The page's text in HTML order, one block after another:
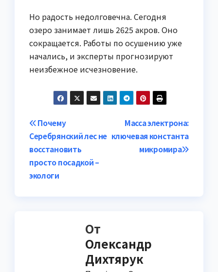
Но радость недолговечна. Сегодня
озеро занимает лишь 2625 акров. Оно
сокращается. Работы по осушению уже
начались, и эксперты прогнозируют
неизбежное исчезновение.
Навигация
по
записям
Масса электрона:
ключевая константа
микромира
Почему
Серебрянский лес не
восстановить
просто посадкой –
экологи
От
Олександр
Дихтярук